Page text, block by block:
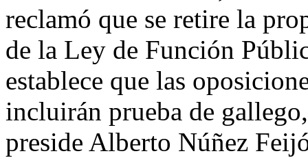
reclamó que se retire la
de la Ley de Función
establece que las
incluirán prueba de
preside Alberto Núñez